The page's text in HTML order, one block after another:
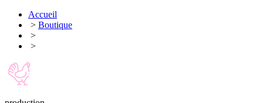
Accueil
> Boutique
>
>